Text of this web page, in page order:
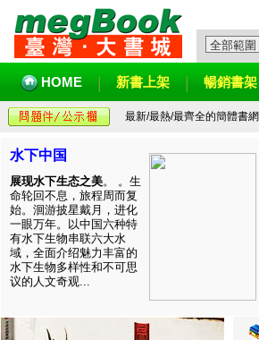
HOME 新書上架 暢銷書架
最新/最熱/最齊全的簡體書網
水下中国
展现水下生态之美。 。生
命轮回不息，旅程周而复
始。洄游披星戴月，进化
一眼万年。以中国六种特
有水下生物串联六大水
域，全面介绍魅力丰富的
水下生物多样性和不可思
议的人文奇观...